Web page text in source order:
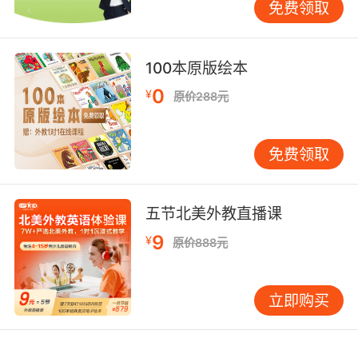
扮演也能大大降低孩子开口说英语的心理压力。
很多孩子不敢说，是担心说错被纠正。但如果让
他们扮演喜欢的动画角色，就会很自然地用英语
对话。家长可以准备手偶或玩偶，让孩子“替”玩
偶说话。例如小熊说“I’m hungry”，家长回应
“What do you want to eat?”孩子替小熊回答
“Apple, please.”这种间接的表达方式让孩子感觉
不是在“说英语”，而是在“玩游戏”。 自然拼读：
小步前进，学用结合 对6岁孩子而言，自然拼读
是建立英语阅读能力的重要基础。许多家长询问
现在开始是否太早，其实6岁开始接触正合适，关
键在于方法要符合孩子的年龄特点。 自然拼读不
是死记硬背规则，而是建立字母与发音之间的联
系。教孩子时，不必说“今天学自然拼读”，可以
说“我们来玩声音游戏”。比如学习字母“a”的发
音，可以拿出苹果图片说“This is an /æ/ /æ/
免费领取
100本原版绘本
¥0 原价288元
免费领取
五节北美外教直播课
¥9 原价888元
立即购买